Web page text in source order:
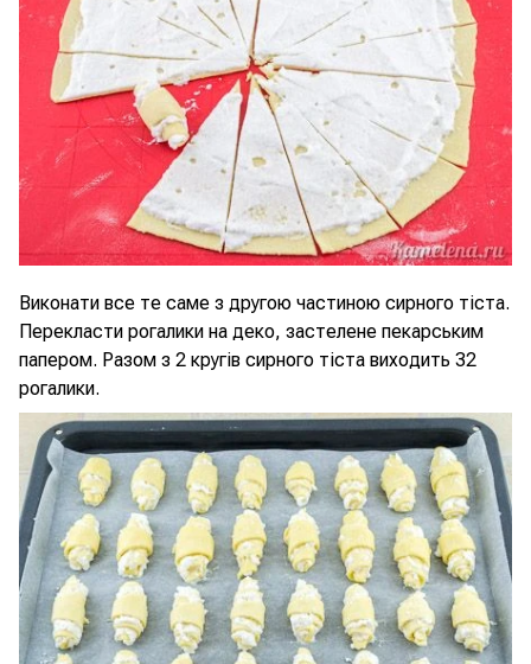
Виконати все те саме з другою частиною сирного тіста.
Перекласти рогалики на деко, застелене пекарським
папером. Разом з 2 кругів сирного тіста виходить 32
рогалики.